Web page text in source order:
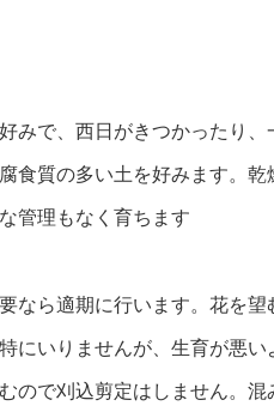
みで、西日がきつかったり
食質の多い土を好みます。
管理もなく育ちます
なら適期に行います。花を
にいりませんが、生育が悪
で刈込剪定はしません。